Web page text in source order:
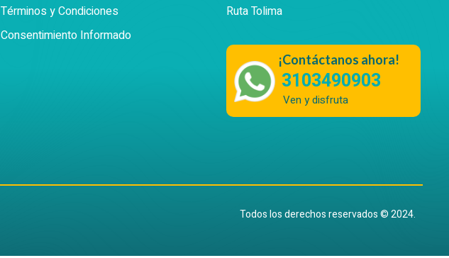
Términos y Condiciones
Consentimiento Informado
Ruta Tolima
¡Contáctanos ahora!
3103490903
Ven y disfruta
Todos los derechos reservados © 2024.